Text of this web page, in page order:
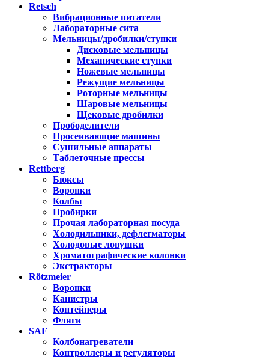
Retsch
Вибрационные питатели
Лабораторные сита
Мельницы/дробилки/ступки
Дисковые мельницы
Механические ступки
Ножевые мельницы
Режущие мельницы
Роторные мельницы
Шаровые мельницы
Щековые дробилки
Прободелители
Просеивающие машины
Сушильные аппараты
Таблеточные прессы
Rettberg
Бюксы
Воронки
Колбы
Пробирки
Прочая лабораторная посуда
Холодильники, дефлегматоры
Холодовые ловушки
Хроматографические колонки
Экстракторы
Rötzmeier
Воронки
Канистры
Контейнеры
Фляги
SAF
Колбонагреватели
Контроллеры и регуляторы